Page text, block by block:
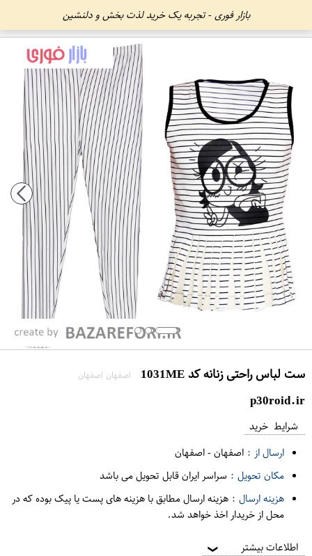
بازار فوری - تجربه یک خرید لذت بخش و دلنشین
ست لباس راحتی زنانه کد 1031ME اصفهان اصفهان
p30roid.ir
شرایط خرید
ارسال از : اصفهان-اصفهان
مکان تحویل : سراسر ایران قابل تحویل می باشد
هزینه ارسال : هزینه ارسال مطابق با هزینه های پست یا پیک بوده که در
محل از خریدار اخذ خواهد شد.
اطلاعات بیشتر ❯